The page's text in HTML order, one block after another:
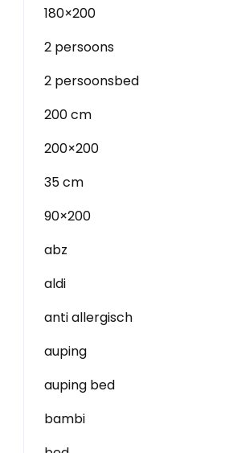
180×200
2 persoons
2 persoonsbed
200 cm
200×200
35 cm
90×200
abz
aldi
anti allergisch
auping
auping bed
bambi